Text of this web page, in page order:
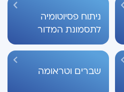
ניתוח פסיוטומיה
לתסמונת המדור
שברים וטראומה